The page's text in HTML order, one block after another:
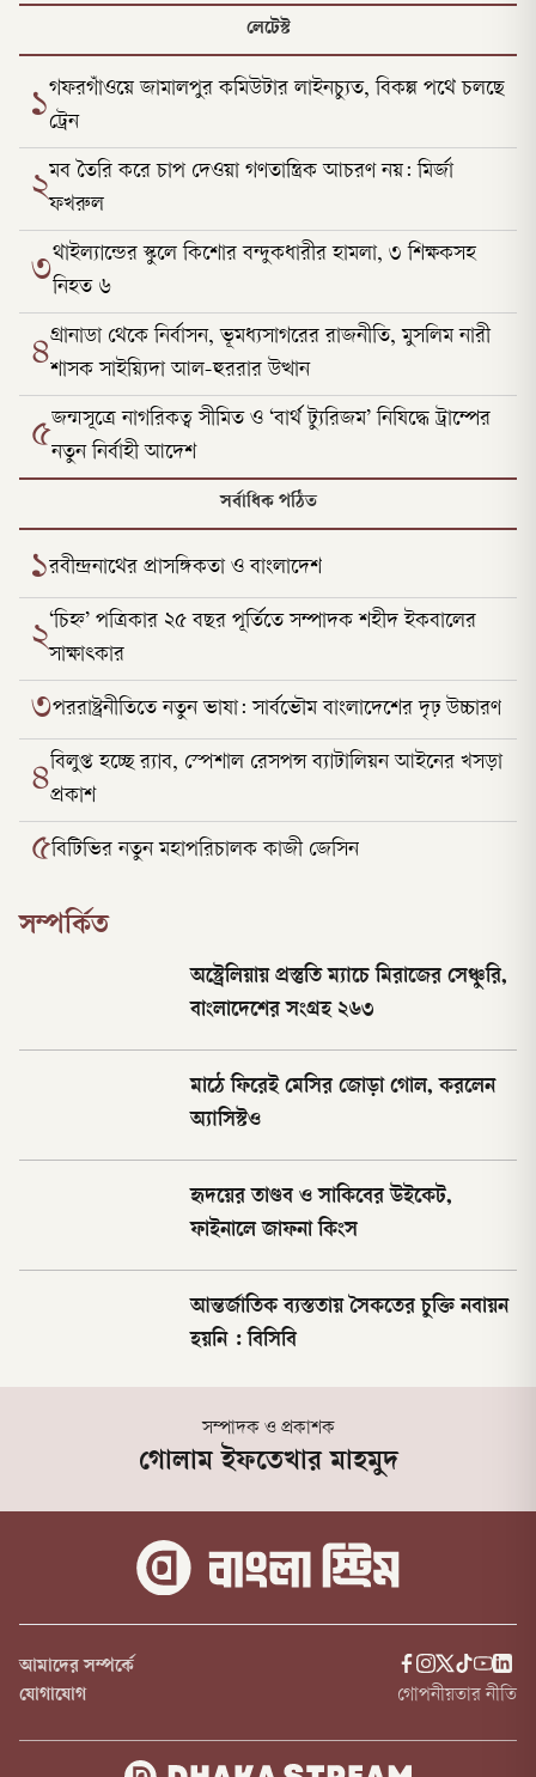
লেটেস্ট
১গফরগাঁওয়ে জামালপুর কমিউটার লাইনচ্যুত, বিকল্প পথে চলছে
ট্রেন
২মব তৈরি করে চাপ দেওয়া গণতান্ত্রিক আচরণ নয়: মির্জা
ফখরুল
৩থাইল্যান্ডের স্কুলে কিশোর বন্দুকধারীর হামলা, ৩ শিক্ষকসহ
নিহত ৬
৪গ্রানাডা থেকে নির্বাসন, ভূমধ্যসাগরের রাজনীতি, মুসলিম নারী
শাসক সাইয়্যিদা আল-হুররার উত্থান
৫জন্মসূত্রে নাগরিকত্ব সীমিত ও ‘বার্থ ট্যুরিজম’ নিষিদ্ধে ট্রাম্পের
নতুন নির্বাহী আদেশ
সর্বাধিক পঠিত
১রবীন্দ্রনাথের প্রাসঙ্গিকতা ও বাংলাদেশ
২‘চিহ্ন’ পত্রিকার ২৫ বছর পূর্তিতে সম্পাদক শহীদ ইকবালের
সাক্ষাৎকার
৩পররাষ্ট্রনীতিতে নতুন ভাষা: সার্বভৌম বাংলাদেশের দৃঢ় উচ্চারণ
৪বিলুপ্ত হচ্ছে র‍্যাব, স্পেশাল রেসপন্স ব্যাটালিয়ন আইনের খসড়া
প্রকাশ
৫বিটিভির নতুন মহাপরিচালক কাজী জেসিন
সম্পর্কিত
অস্ট্রেলিয়ায় প্রস্তুতি ম্যাচে মিরাজের সেঞ্চুরি,
বাংলাদেশের সংগ্রহ ২৬৩
মাঠে ফিরেই মেসির জোড়া গোল, করলেন
অ্যাসিস্টও
হৃদয়ের তাণ্ডব ও সাকিবের উইকেট,
ফাইনালে জাফনা কিংস
আন্তর্জাতিক ব্যস্ততায় সৈকতের চুক্তি নবায়ন
হয়নি : বিসিবি
সম্পাদক ও প্রকাশক
গোলাম ইফতেখার মাহমুদ
গোপনীয়তার নীতি
আমাদের সম্পর্কে
যোগাযোগ